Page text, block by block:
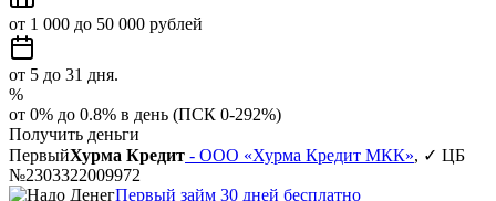
от 1 000 до 50 000 рублей
от 5 до 31 дня.
%
от 0% до 0.8% в день (ПСК 0-292%)
Получить деньги
ПервыйХурма Кредит - ООО «Хурма Кредит МКК», ✓ ЦБ
№2303322009972
Первый займ 30 дней бесплатно